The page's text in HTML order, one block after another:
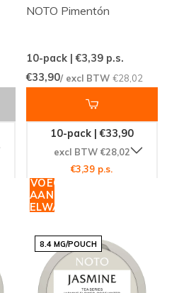
NOTO Pimentón
10-pack | €3,39p.s.
€33,90/ excl BTW €28,02
10-pack | €33,90
excl BTW €28,02
€3,39 p.s.
TOEVOEGEN
AAN
WINKELWAGEN
8.4 MG/POUCH